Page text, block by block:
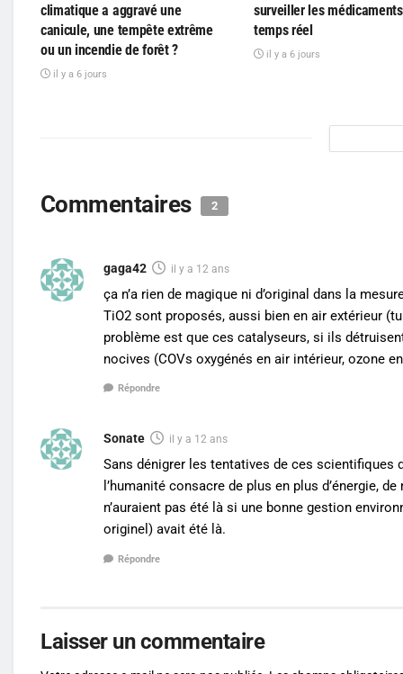
climatique a aggravé une
canicule, une tempête extrême
ou un incendie de forêt ?
il y a 6 jours
surveiller les
temps réel
il y a 6 jours
Commentaires 2
gaga42 il y a 12 ans
ça n’a rien de magique ni d’original dans la
TiO2 sont proposés, aussi bien en air extérieur
problème est que ces catalyseurs, si ils
nocives (COVs oxygénés en air intérieur, ozone
Répondre
Sonate il y a 12 ans
Sans dénigrer les tentatives de ces scientifiques
l’humanité consacre de plus en plus d’énergie,
n’auraient pas été là si une bonne gestion
originel) avait été là.
Répondre
Laisser un commentaire